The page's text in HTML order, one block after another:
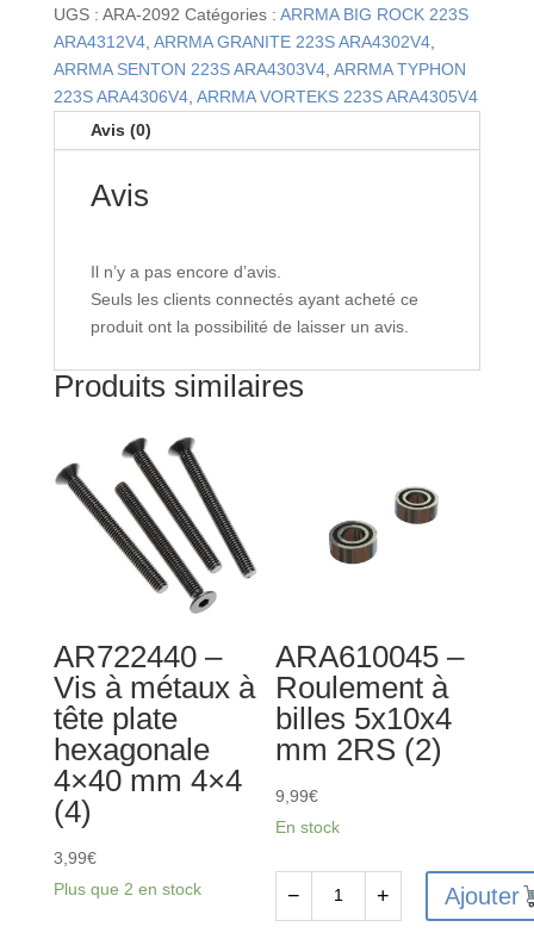
UGS : ARA-2092 Catégories : ARRMA BIG ROCK 223S
ARA4312V4, ARRMA GRANITE 223S ARA4302V4,
ARRMA SENTON 223S ARA4303V4, ARRMA TYPHON
223S ARA4306V4, ARRMA VORTEKS 223S ARA4305V4
Avis (0)
Avis
Il n’y a pas encore d’avis.
Seuls les clients connectés ayant acheté ce
produit ont la possibilité de laisser un avis.
Produits similaires
AR722440 –
Vis à métaux à
tête plate
hexagonale
4×40 mm 4×4
(4)
3,99€
Plus que 2 en stock
ARA610045 –
Roulement à
billes 5x10x4
mm 2RS (2)
9,99€
En stock
− + Ajouter